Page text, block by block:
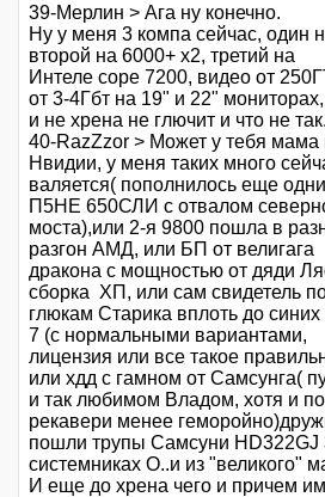
39-Мерлин > Ага ну конечно.
Ну у меня 3 компа сейчас, один
второй на 6000+ х2, третий на
Интеле соре 7200, видео от
от 3-4Гбт на 19" и 22" мониторах,
и не хрена не глючит и что не так.
40-RazZzor > Может у тебя
Нвидии, у меня таких много
валяется( пополнилось еще
П5НЕ 650СЛИ с отвалом
моста),или 2-я 9800 пошла в
разгон АМД, или БП от велигага
дракона с мощностью от дяди
сборка ХП, или сам свидетель
глюкам Старика вплоть до
7 (с нормальными вариантами,
лицензия или все такое
или хдд с гамном от Самсунга(
и так любимом Владом, хотя и
рекавери менее
пошли трупы Самсуни HD322GJ
системниках О..и из "великого"
И еще до хрена чего и причем